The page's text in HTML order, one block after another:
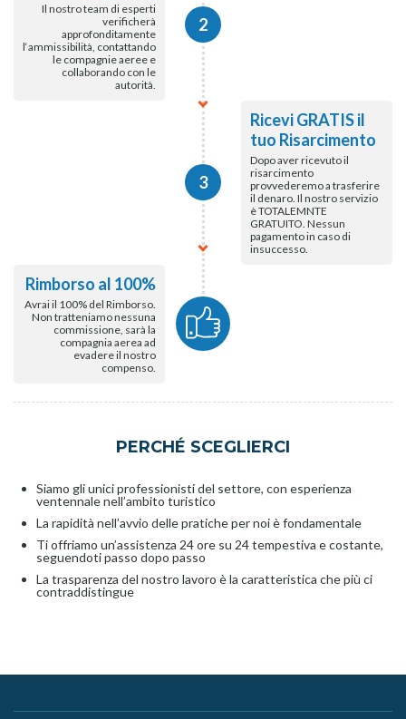
Il nostro team di esperti
verificherà
approfonditamente
l‘ammissibilità, contattando
le compagnie aeree e
collaborando con le
autorità.
2
3
Ricevi GRATIS il
tuo Risarcimento
Dopo aver ricevuto il
risarcimento
provvederemo a trasferire
il denaro. Il nostro servizio
è TOTALEMNTE
GRATUITO. Nessun
pagamento in caso di
insuccesso.
Rimborso al 100%
Avrai il 100% del Rimborso.
Non tratteniamo nessuna
commissione, sarà la
compagnia aerea ad
evadere il nostro
compenso.
PERCHÉ SCEGLIERCI
Siamo gli unici professionisti del settore, con esperienza
ventennale nell’ambito turistico
La rapidità nell’avvio delle pratiche per noi è fondamentale
Ti offriamo un’assistenza 24 ore su 24 tempestiva e costante,
seguendoti passo dopo passo
La trasparenza del nostro lavoro è la caratteristica che più ci
contraddistingue